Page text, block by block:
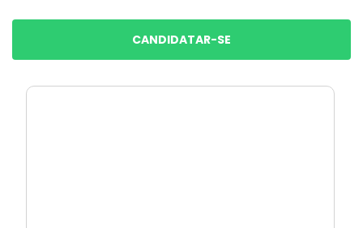
CANDIDATAR-SE